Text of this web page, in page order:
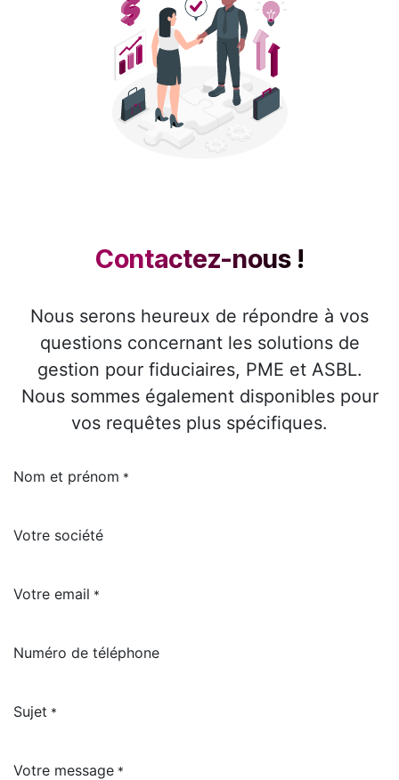
Contactez-nous !​
Nous serons heureux de répondre à vos
questions concernant les solutions de
gestion pour fiduciaires, PME et ASBL.
Nous sommes également disponibles pour
vos requêtes plus spécifiques.
Nom et prénom *
Votre société
Votre email *
Numéro de téléphone
Sujet *
Votre message *